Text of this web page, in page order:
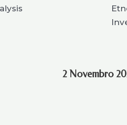
2 Novembro